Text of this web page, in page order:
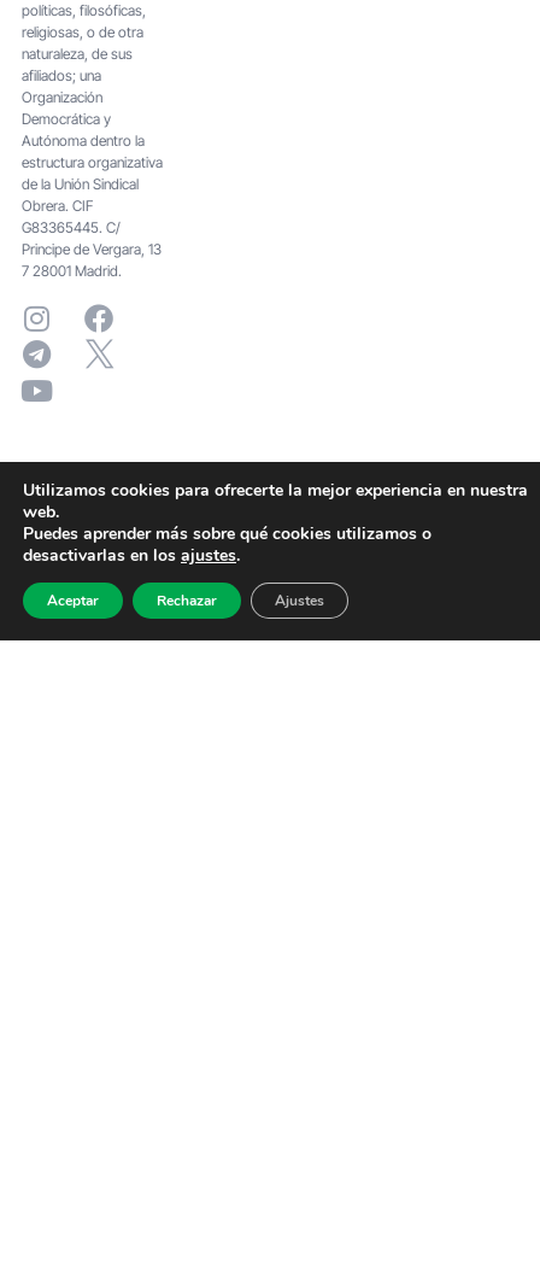
políticas, filosóficas,
religiosas, o de otra
naturaleza, de sus
afiliados; una
Organización
Democrática y
Autónoma dentro la
estructura organizativa
de la Unión Sindical
Obrera. CIF
G83365445. C/
Principe de Vergara, 13
7 28001 Madrid.
Utilizamos cookies para ofrecerte la mejor experiencia en nuestra
web.
Puedes aprender más sobre qué cookies utilizamos o
desactivarlas en los ajustes.
Aceptar Rechazar Ajustes